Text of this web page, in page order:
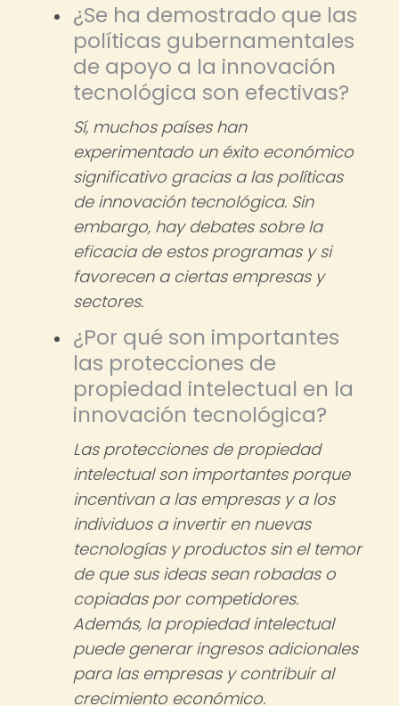
¿Se ha demostrado que las
políticas gubernamentales
de apoyo a la innovación
tecnológica son efectivas?
Sí, muchos países han
experimentado un éxito económico
significativo gracias a las políticas
de innovación tecnológica. Sin
embargo, hay debates sobre la
eficacia de estos programas y si
favorecen a ciertas empresas y
sectores.
¿Por qué son importantes
las protecciones de
propiedad intelectual en la
innovación tecnológica?
Las protecciones de propiedad
intelectual son importantes porque
incentivan a las empresas y a los
individuos a invertir en nuevas
tecnologías y productos sin el temor
de que sus ideas sean robadas o
copiadas por competidores.
Además, la propiedad intelectual
puede generar ingresos adicionales
para las empresas y contribuir al
crecimiento económico.